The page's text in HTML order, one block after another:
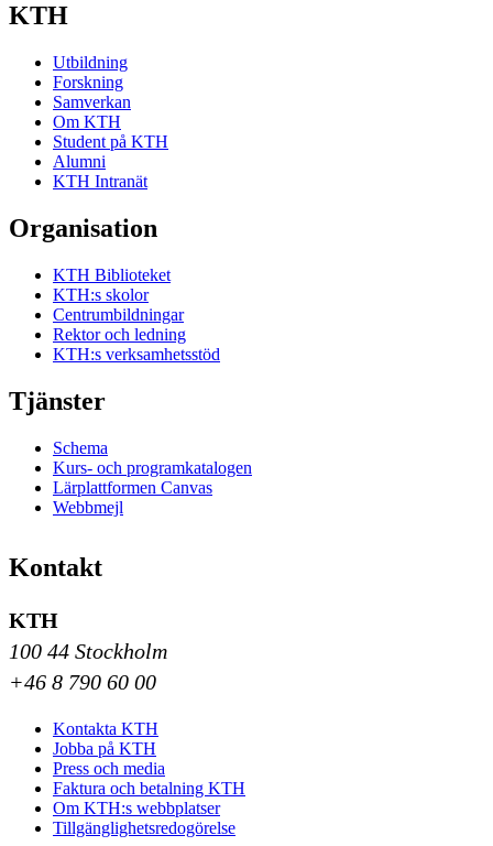
KTH
Utbildning
Forskning
Samverkan
Om KTH
Student på KTH
Alumni
KTH Intranät
Organisation
KTH Biblioteket
KTH:s skolor
Centrumbildningar
Rektor och ledning
KTH:s verksamhetsstöd
Tjänster
Schema
Kurs- och programkatalogen
Lärplattformen Canvas
Webbmejl
Kontakt
KTH
100 44 Stockholm
+46 8 790 60 00
Kontakta KTH
Jobba på KTH
Press och media
Faktura och betalning KTH
Om KTH:s webbplatser
Tillgänglighetsredogörelse